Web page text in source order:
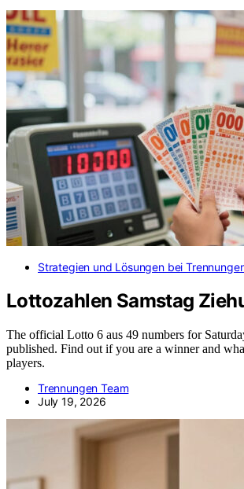
Strategien und Lösungen bei
Lottozahlen Samstag
The official Lotto 6 aus 49 numbers for
published. Find out if you are a winner and
players.
Trennungen Team
July 19, 2026